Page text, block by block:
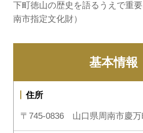
下町徳山の歴史を語るうえで重
南市指定文化財）
基本情報
住所
〒745-0836 山口県周南市慶万